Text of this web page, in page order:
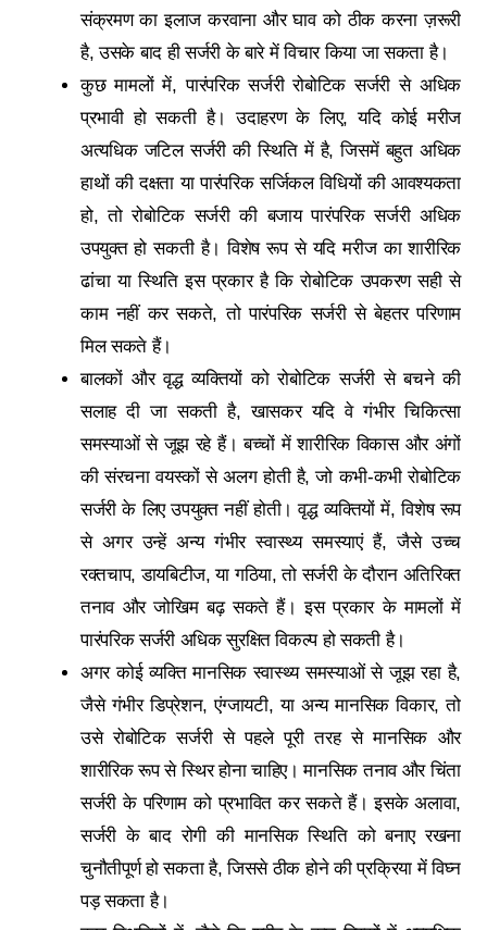
संक्रमण का इलाज करवाना और घाव को ठीक करना ज़रूरी
है, उसके बाद ही सर्जरी के बारे में विचार किया जा सकता है।
कुछ मामलों में, पारंपरिक सर्जरी रोबोटिक सर्जरी से अधिक
प्रभावी हो सकती है। उदाहरण के लिए, यदि कोई मरीज
अत्यधिक जटिल सर्जरी की स्थिति में है, जिसमें बहुत अधिक
हाथों की दक्षता या पारंपरिक सर्जिकल विधियों की आवश्यकता
हो, तो रोबोटिक सर्जरी की बजाय पारंपरिक सर्जरी अधिक
उपयुक्त हो सकती है। विशेष रूप से यदि मरीज का शारीरिक
ढांचा या स्थिति इस प्रकार है कि रोबोटिक उपकरण सही से
काम नहीं कर सकते, तो पारंपरिक सर्जरी से बेहतर परिणाम
मिल सकते हैं।
बालकों और वृद्ध व्यक्तियों को रोबोटिक सर्जरी से बचने की
सलाह दी जा सकती है, खासकर यदि वे गंभीर चिकित्सा
समस्याओं से जूझ रहे हैं। बच्चों में शारीरिक विकास और अंगों
की संरचना वयस्कों से अलग होती है, जो कभी-कभी रोबोटिक
सर्जरी के लिए उपयुक्त नहीं होती। वृद्ध व्यक्तियों में, विशेष रूप
से अगर उन्हें अन्य गंभीर स्वास्थ्य समस्याएं हैं, जैसे उच्च
रक्तचाप, डायबिटीज, या गठिया, तो सर्जरी के दौरान अतिरिक्त
तनाव और जोखिम बढ़ सकते हैं। इस प्रकार के मामलों में
पारंपरिक सर्जरी अधिक सुरक्षित विकल्प हो सकती है।
अगर कोई व्यक्ति मानसिक स्वास्थ्य समस्याओं से जूझ रहा है,
जैसे गंभीर डिप्रेशन, एंग्जायटी, या अन्य मानसिक विकार, तो
उसे रोबोटिक सर्जरी से पहले पूरी तरह से मानसिक और
शारीरिक रूप से स्थिर होना चाहिए। मानसिक तनाव और चिंता
सर्जरी के परिणाम को प्रभावित कर सकते हैं। इसके अलावा,
सर्जरी के बाद रोगी की मानसिक स्थिति को बनाए रखना
चुनौतीपूर्ण हो सकता है, जिससे ठीक होने की प्रक्रिया में विघ्न
पड़ सकता है।